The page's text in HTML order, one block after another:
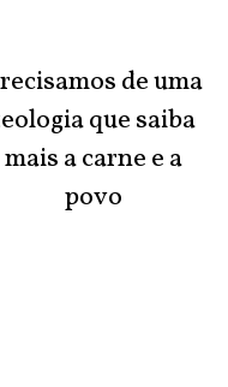
de uma
que saiba
mais a carne e a
povo